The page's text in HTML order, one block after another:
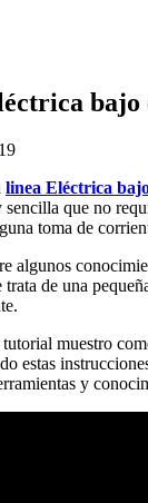
bajo
linea Eléctrica
que no
toma de
algunos
de una
muestro
estas
y